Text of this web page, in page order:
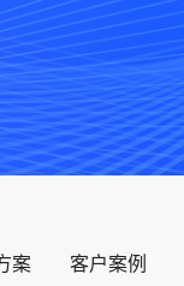
案 客户案例